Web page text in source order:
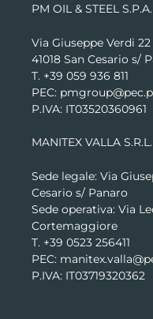
PM OIL & STEEL S.P.A.
Via Giuseppe Verdi 22
41018 San Cesario s/
T. +39 059 936 811
PEC:
P.IVA: IT03520360961
MANITEX VALLA S.R.L.
Sede legale: Via
Cesario s/ Panaro
Sede operativa: Via
Cortemaggiore
T. +39 0523 256411
PEC:
P.IVA: IT03719320362